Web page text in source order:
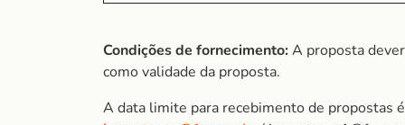
Condições de fornecimento:A proposta
como validade da proposta.
A data limite para recebimento de